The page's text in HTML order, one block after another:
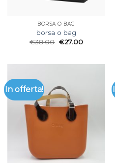
BORSA O BAG
borsa o bag
€38.00 €27.00
In offerta!